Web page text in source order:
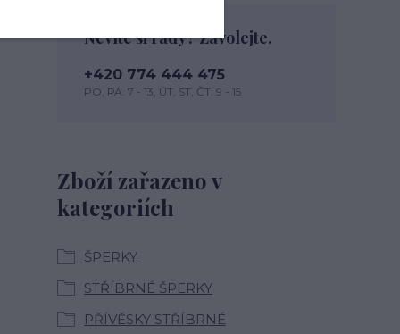
Zboží zařazeno v
kategoriích
ŠPERKY
STŘÍBRNÉ ŠPERKY
PŘÍVĚSKY STŘÍBRNÉ
Nevíte si rady? Zavolejte.
+420 774 444 475
PO, PÁ: 7 - 13, ÚT, ST, ČT: 9 - 15